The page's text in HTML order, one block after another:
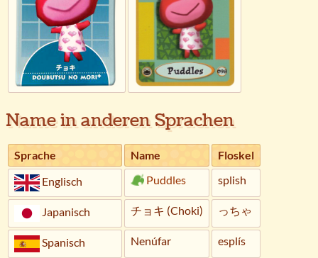
Name in anderen Sprachen
Sprache Name
Floskel
Englisch
Puddles splish
Japanisch チョキ (Choki) っちゃ
Spanisch Nenúfar esplís